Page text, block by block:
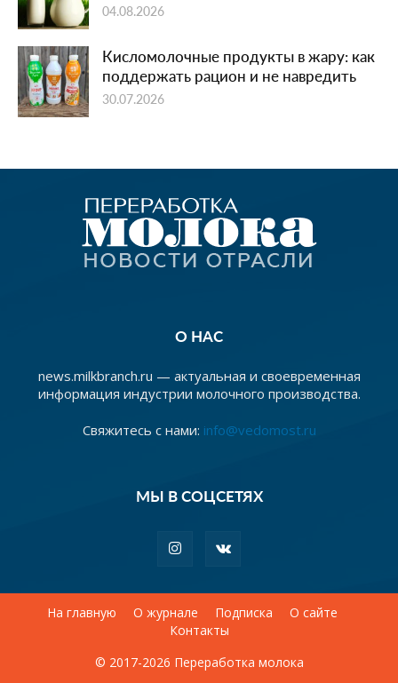
04.08.2026
Кисломолочные продукты в жару: как
поддержать рацион и не навредить
30.07.2026
О НАС
news.milkbranch.ru — актуальная и своевременная
информация индустрии молочного производства.
Свяжитесь с нами: info@vedomost.ru
МЫ В СОЦСЕТЯХ
На главную О журнале Подписка
О сайте
Контакты
© 2017-2026 Переработка молока